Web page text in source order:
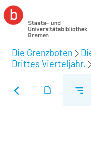
Die Grenzboten
Drittes Vierteljahr.